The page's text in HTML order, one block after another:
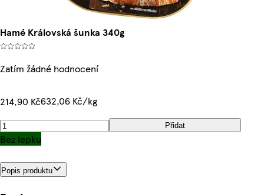
Hamé Královská šunka 340g
Zatím žádné hodnocení
214,90 Kč632,06 Kč/kg
Přidat
Bez lepku
Popis produktu